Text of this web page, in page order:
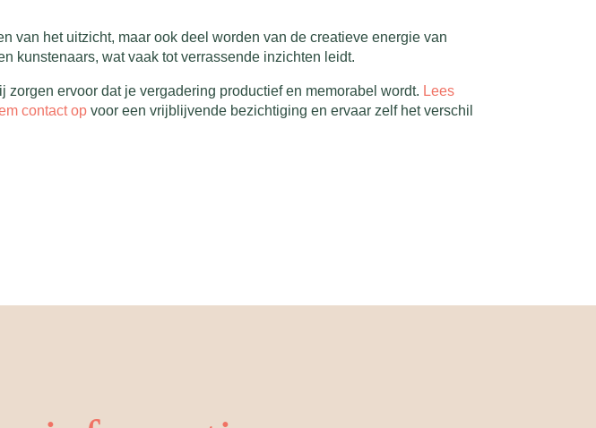
van het uitzicht, maar ook deel worden van de creatieve energie van
kunstenaars, wat vaak tot verrassende inzichten leidt.
ervoor dat je vergadering productief en memorabel wordt. Lees
contact op voor een vrijblijvende bezichtiging en ervaar zelf het verschil